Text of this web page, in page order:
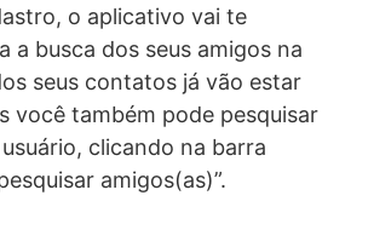
o aplicativo vai te
a busca dos seus amigos na
seus contatos já vão estar
você também pode pesquisar
clicando na barra
amigos(as)”.